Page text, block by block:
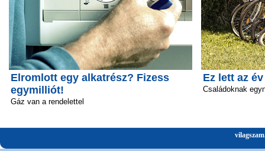
Elromlott egy alkatrész? Fizess
egymilliót!
Gáz van a rendelettel
Ez lett az
Családoknak